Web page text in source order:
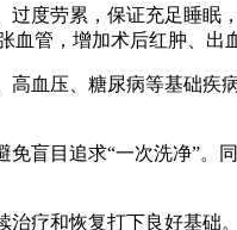
度劳累，保证充足睡眠
管，增加术后红肿、出
血压、糖尿病等基础疾
盲目追求“一次洗净”。
疗和恢复打下良好基础